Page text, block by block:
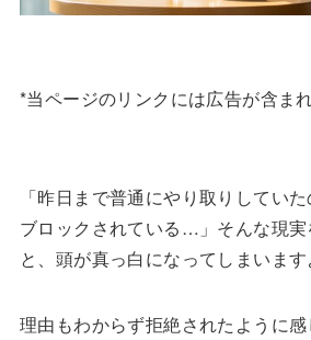
*当ページのリンクには広告が含まれ
「昨日まで普通にやり取りしてい
ブロックされている…」そんな現実
と、頭が真っ白になってしまいます
理由もわからず拒絶されたように